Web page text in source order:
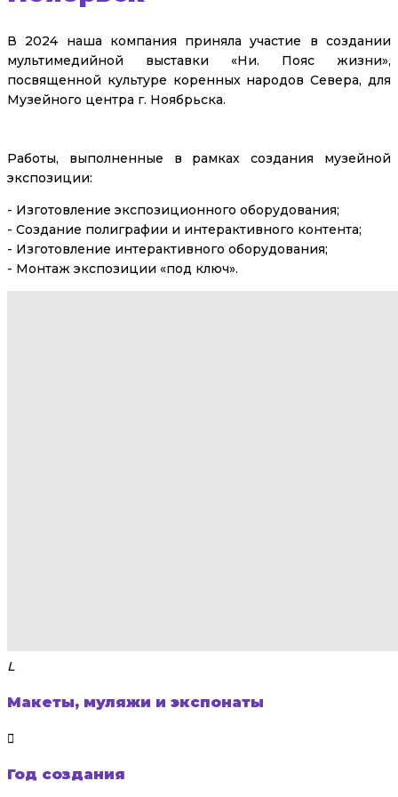
В 2024 наша компания приняла участие в создании
мультимедийной выставки «Ни. Пояс жизни»,
посвященной культуре коренных народов Севера, для
Музейного центра г. Ноябрьска.
Работы, выполненные в рамках создания музейной
экспозиции:
- Изготовление экспозиционного оборудования;
- Создание полиграфии и интерактивного контента;
- Изготовление интерактивного оборудования;
- Монтаж экспозиции «под ключ».
Макеты, муляжи и экспонаты
Год создания